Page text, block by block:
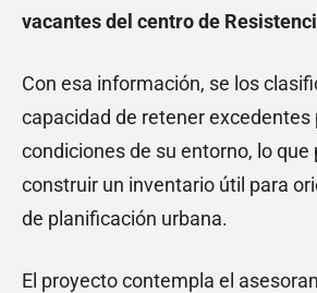
vacantes del centro de
Con esa información, se los
capacidad de retener excedentes
condiciones de su entorno, lo que
construir un inventario útil para
de planificación urbana.
El proyecto contempla el